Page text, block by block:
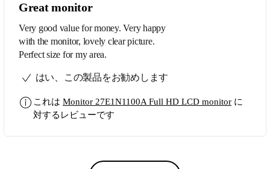
Great monitor
Very good value for money. Very happy
with the monitor, lovely clear picture.
Perfect size for my area.
はい、この製品をお勧めします
これは Monitor 27E1N1100A Full HD LCD monitor に
対するレビューです